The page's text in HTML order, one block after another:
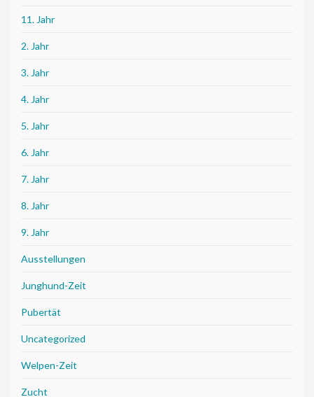
11. Jahr
2. Jahr
3. Jahr
4. Jahr
5. Jahr
6. Jahr
7. Jahr
8. Jahr
9. Jahr
Ausstellungen
Junghund-Zeit
Pubertät
Uncategorized
Welpen-Zeit
Zucht